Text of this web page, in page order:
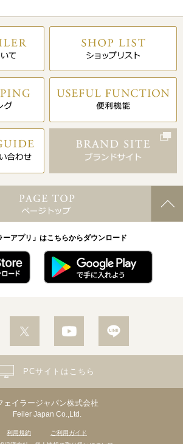
ーアプリ」はこちらからダウンロード
ェイラージャパン株式会社
Feiler Japan Co.,Ltd.
利用規約
ご利用ガイド
PCサイトはこちら